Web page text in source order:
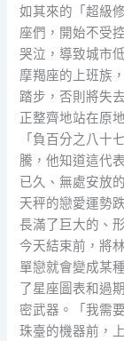
如其來的「超級
座們，開始不受
哭泣，導致城市
摩羯座的上班族
踏步，否則將失
正整齊地站在原
「負百分之八十
騰，他知道這代
已久、無處安放
天秤的戀愛運勢
長滿了巨大的、
今天結束前，將
單戀就會變成某
了星座圖表和過
密武器。「我需
珠臺的機器前，